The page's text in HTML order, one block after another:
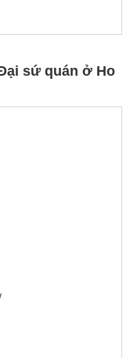
sứ quán ở Ho